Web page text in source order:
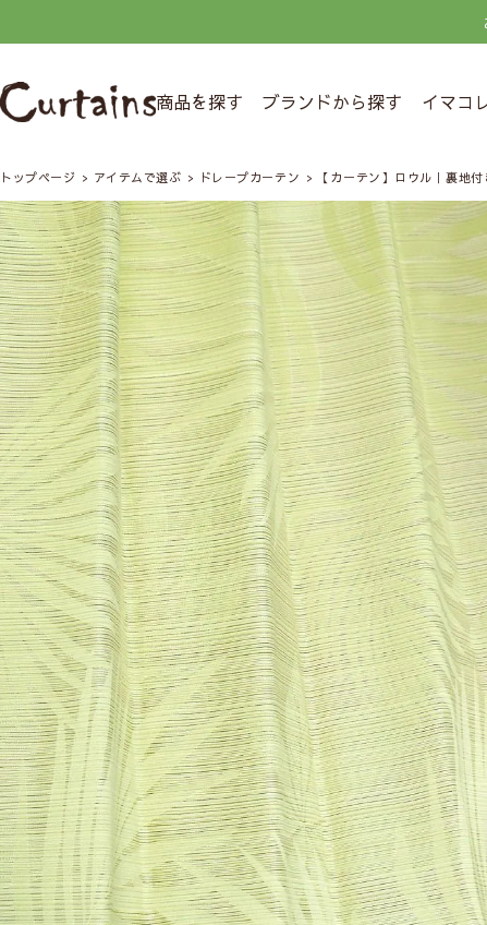
商品を探す ブランドから探す イマコ
トップページ アイテムで選ぶ ドレープカーテン 【カーテン】ロウル｜裏地付